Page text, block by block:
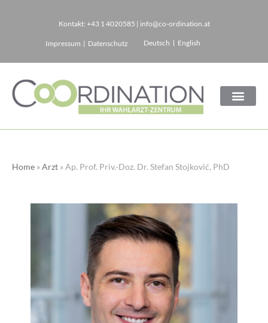
springen
Kontakt: +43 1 4020585 | info@co-ordination.at
Impressum | Datenschutz Deutsch English
Home »Arzt »Ap. Prof. Priv.-Doz. Dr. Stefan Stojković, PhD